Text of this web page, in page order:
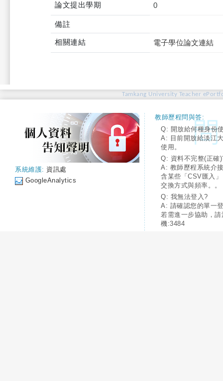
論文提出學期 0
備註
相關連結 電子學位論文連結
Tamkang University Teacher
系統維護: 資訊處
GoogleAnalytics
教師歷程問與答:
Q: 開放給何種身份
A: 目前開放給淡江
使用。
Q: 資料不完整(正確
A: 教師歷程系統介
含某些「CSV匯入
交換方式與頻率。。
Q: 我無法登入?
A: 請確認您的單一
若需進一步協助，
機:3484